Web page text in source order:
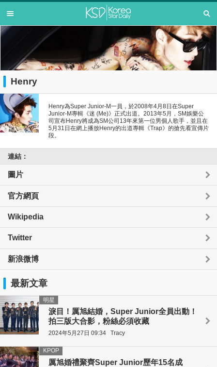
Henry
Henry為Super Junior-M一員，於2008年4月8日在Super
Junior-M專輯《迷 (Me)》正式出道。2013年5月，SM娛樂公
司宣布Henry將成為SM公司13年來第一位男個人歌手，並且在
5月31日在網上播放Henry的出道專輯《Trap》的搶先看宣傳片
段。
連結：
圖片
官方網頁
Wikipedia
Twitter
新浪微博
最新文章
淚目！厲旭結婚，Super Junior全員出動！
拍三版大合影，粉絲必須收藏
明星
2024年5月27日 09:34 Tracy
厲旭婚禮聚齊Super Junior歷年15名成
KPOP